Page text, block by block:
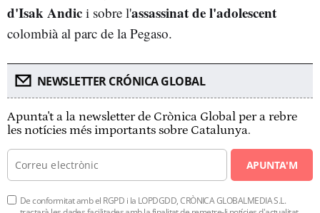
d'Isak Andic i sobre l'assassinat de l'adolescent
colombià al parc de la Pegaso.
NEWSLETTER CRÓNICA GLOBAL
Apunta't a la newsletter de Crònica Global per a rebre
les notícies més importants sobre Catalunya.
APUNTA'M
De conformitat amb el RGPD i la LOPDGDD, CRÒNICA GLOBALMEDIA S.L.